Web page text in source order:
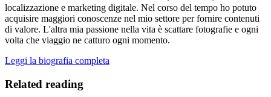
localizzazione e marketing digitale. Nel corso del tempo ho potuto
acquisire maggiori conoscenze nel mio settore per fornire contenuti
di valore. L'altra mia passione nella vita è scattare fotografie e ogni
volta che viaggio ne catturo ogni momento.
Leggi la biografia completa
Related reading